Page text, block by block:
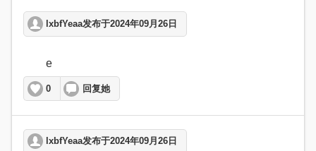
lxbfYeaa发布于2024年09月26日
	e
0 回复她
lxbfYeaa发布于2024年09月26日